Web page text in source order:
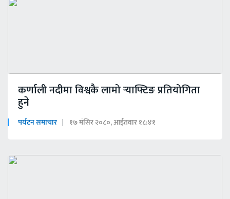
कर्णाली नदीमा विश्वकै लामो र्‍याफ्टिङ प्रतियोगिता
हुने
पर्यटन समाचार १७ मंसिर २०८०, आईतवार १८:४१